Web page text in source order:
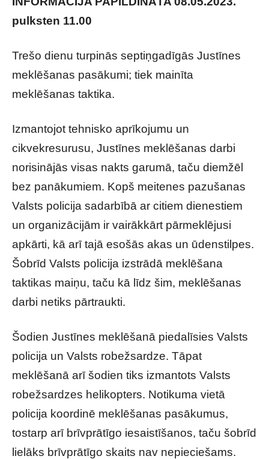
pulksten 11.00
Trešo dienu turpinās septiņgadīgās Justīnes
meklēšanas pasākumi; tiek mainīta
meklēšanas taktika.
Izmantojot tehnisko aprīkojumu un
cikvekresurusu, Justīnes meklēšanas darbi
norisinājās visas nakts garumā, taču diemžēl
bez panākumiem. Kopš meitenes pazušanas
Valsts policija sadarbībā ar citiem dienestiem
un organizācijām ir vairākkārt pārmeklējusi
apkārti, kā arī tajā esošās akas un ūdenstilpes.
Šobrīd Valsts policija izstrādā meklēšana
taktikas maiņu, taču kā līdz šim, meklēšanas
darbi netiks pārtraukti.
Šodien Justīnes meklēšanā piedalīsies Valsts
policija un Valsts robežsardze. Tāpat
meklēšanā arī šodien tiks izmantots Valsts
robežsardzes helikopters. Notikuma vietā
policija koordinē meklēšanas pasākumus,
tostarp arī brīvprātīgo iesaistīšanos, taču šobrīd
lielāks brīvprātīgo skaits nav nepieciešams.